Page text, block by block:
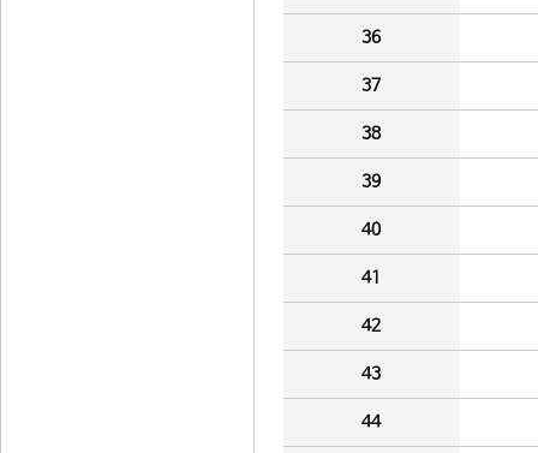
36
37
38
39
40
41
42
43
44